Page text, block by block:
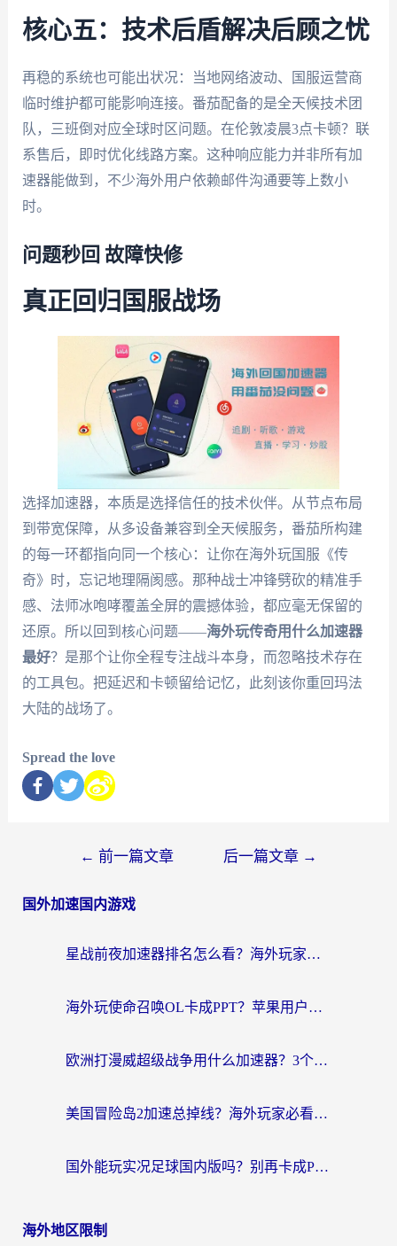
核心五：技术后盾解决后顾之忧
再稳的系统也可能出状况：当地网络波动、国服运营商
临时维护都可能影响连接。番茄配备的是全天候技术团
队，三班倒对应全球时区问题。在伦敦凌晨3点卡顿？联
系售后，即时优化线路方案。这种响应能力并非所有加
速器能做到，不少海外用户依赖邮件沟通要等上数小
时。
问题秒回 故障快修
真正回归国服战场
选择加速器，本质是选择信任的技术伙伴。从节点布局
到带宽保障，从多设备兼容到全天候服务，番茄所构建
的每一环都指向同一个核心：让你在海外玩国服《传
奇》时，忘记地理隔阂感。那种战士冲锋劈砍的精准手
感、法师冰咆哮覆盖全屏的震撼体验，都应毫无保留的
还原。所以回到核心问题——海外玩传奇用什么加速器
最好？是那个让你全程专注战斗本身，而忽略技术存在
的工具包。把延迟和卡顿留给记忆，此刻该你重回玛法
大陆的战场了。
Spread the love
← 前一篇文章 后一篇文章 →
国外加速国内游戏
星战前夜加速器排名怎么看？海外玩家国服游戏畅玩终极指南（附欧洲玩跑跑我的起源解决方案）
海外玩使命召唤OL卡成PPT？苹果用户必看：使命召唤OL国外加速器下载苹果版指南
欧洲打漫威超级战争用什么加速器？3个海外游戏卡顿问题一次解决（附实测推荐）
美国冒险岛2加速总掉线？海外玩家必看的国服游戏加速器选择指南
国外能玩实况足球国内版吗？别再卡成PPT！海外党国服游戏加速全攻略
海外地区限制